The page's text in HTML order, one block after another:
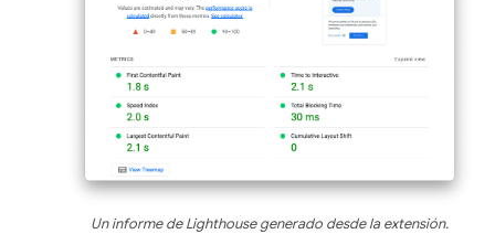
Un informe de Lighthouse generado desde la extensión.